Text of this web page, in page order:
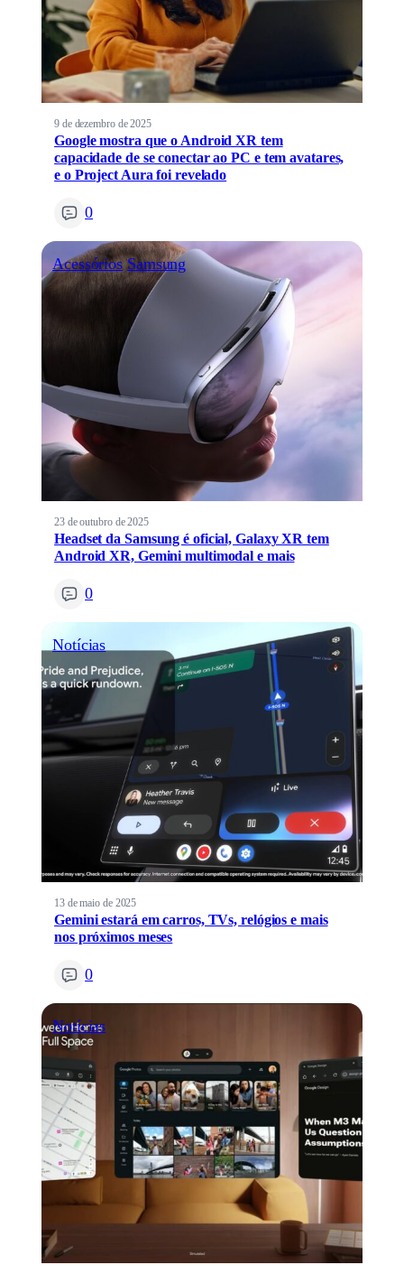
9 de dezembro de 2025
Google mostra que o Android XR tem
capacidade de se conectar ao PC e tem avatares,
e o Project Aura foi revelado
0
Acessórios Samsung
23 de outubro de 2025
Headset da Samsung é oficial, Galaxy XR tem
Android XR, Gemini multimodal e mais
0
Notícias
13 de maio de 2025
Gemini estará em carros, TVs, relógios e mais
nos próximos meses
0
Notícias